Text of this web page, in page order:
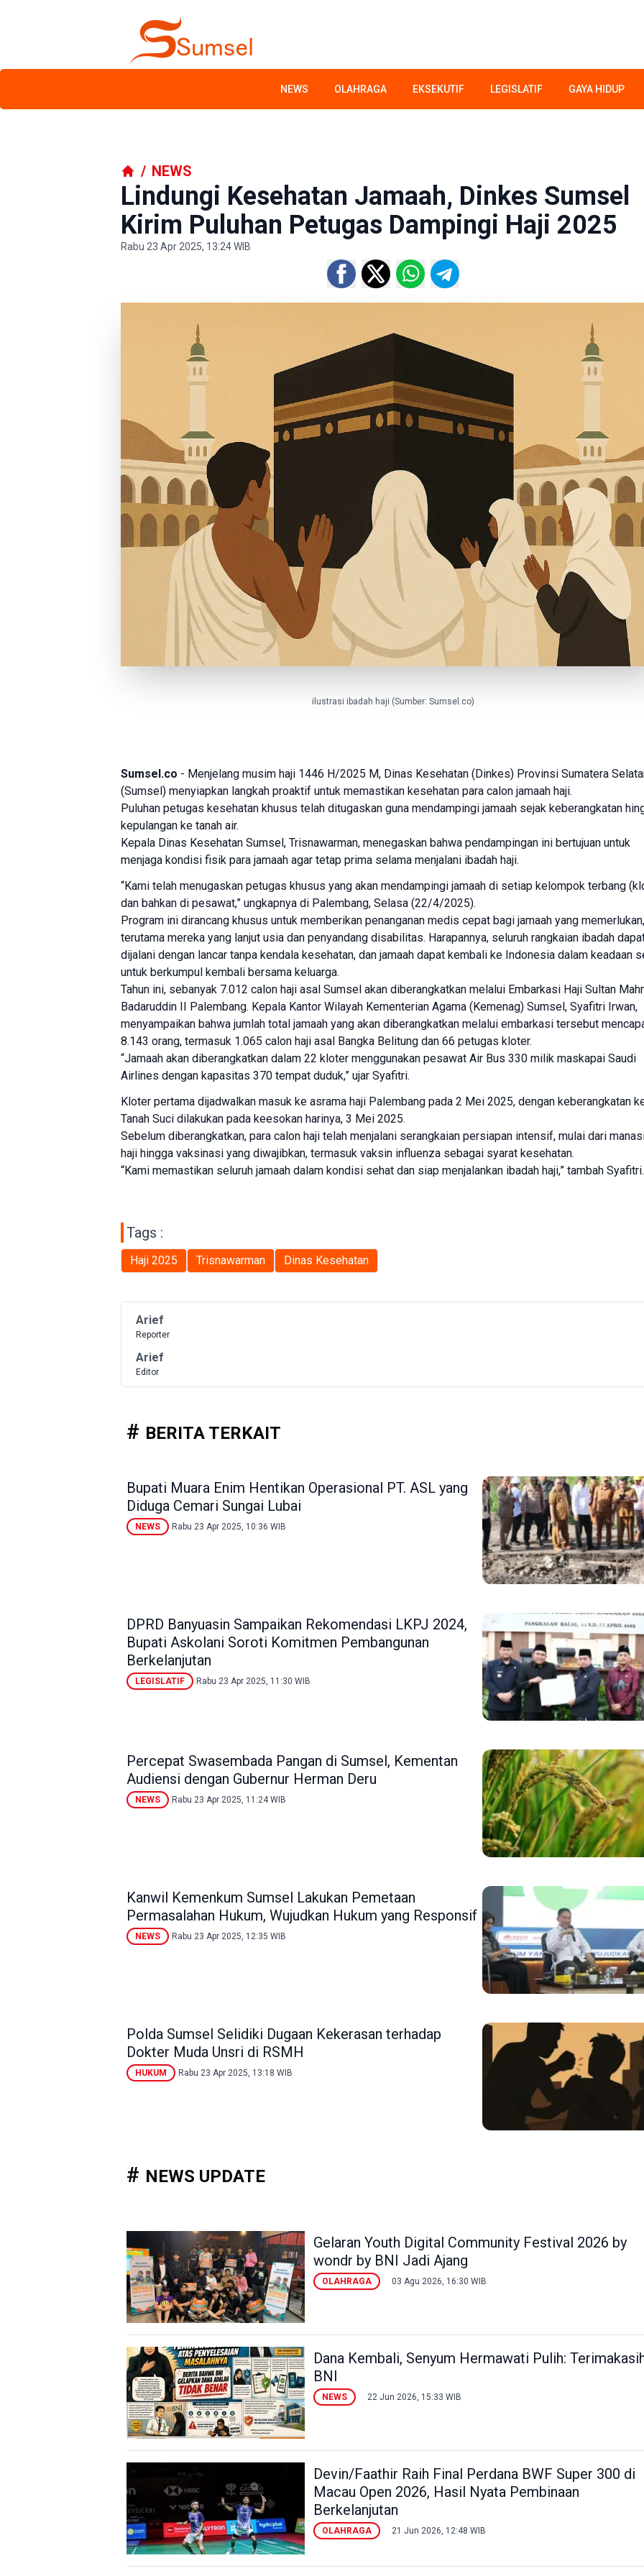
NEWS OLAHRAGA EKSEKUTIF LEGISLATIF GAYA HIDUP
/ NEWS
Lindungi Kesehatan Jamaah, Dinkes Sumsel
Kirim Puluhan Petugas Dampingi Haji 2025
Rabu 23 Apr 2025, 13:24 WIB
ilustrasi ibadah haji (Sumber: Sumsel.co)
Sumsel.co - Menjelang musim haji 1446 H/2025 M, Dinas Kesehatan (Dinkes) Provinsi Sumatera
(Sumsel) menyiapkan langkah proaktif untuk memastikan kesehatan para calon jamaah haji.
Puluhan petugas kesehatan khusus telah ditugaskan guna mendampingi jamaah sejak keberangkatan
kepulangan ke tanah air.
Kepala Dinas Kesehatan Sumsel, Trisnawarman, menegaskan bahwa pendampingan ini bertujuan untuk
menjaga kondisi fisik para jamaah agar tetap prima selama menjalani ibadah haji.
“Kami telah menugaskan petugas khusus yang akan mendampingi jamaah di setiap kelompok terbang
dan bahkan di pesawat,” ungkapnya di Palembang, Selasa (22/4/2025).
Program ini dirancang khusus untuk memberikan penanganan medis cepat bagi jamaah yang memerlukan,
terutama mereka yang lanjut usia dan penyandang disabilitas. Harapannya, seluruh rangkaian ibadah
dijalani dengan lancar tanpa kendala kesehatan, dan jamaah dapat kembali ke Indonesia dalam keadaan
untuk berkumpul kembali bersama keluarga.
Tahun ini, sebanyak 7.012 calon haji asal Sumsel akan diberangkatkan melalui Embarkasi Haji Sultan
Badaruddin II Palembang. Kepala Kantor Wilayah Kementerian Agama (Kemenag) Sumsel, Syafitri Irwan,
menyampaikan bahwa jumlah total jamaah yang akan diberangkatkan melalui embarkasi tersebut
8.143 orang, termasuk 1.065 calon haji asal Bangka Belitung dan 66 petugas kloter.
“Jamaah akan diberangkatkan dalam 22 kloter menggunakan pesawat Air Bus 330 milik maskapai Saudi
Airlines dengan kapasitas 370 tempat duduk,” ujar Syafitri.
Kloter pertama dijadwalkan masuk ke asrama haji Palembang pada 2 Mei 2025, dengan keberangkatan
Tanah Suci dilakukan pada keesokan harinya, 3 Mei 2025.
Sebelum diberangkatkan, para calon haji telah menjalani serangkaian persiapan intensif, mulai dari
haji hingga vaksinasi yang diwajibkan, termasuk vaksin influenza sebagai syarat kesehatan.
“Kami memastikan seluruh jamaah dalam kondisi sehat dan siap menjalankan ibadah haji,” tambah Syafitri.
Tags :
Haji 2025 Trisnawarman Dinas Kesehatan
Arief
Reporter
Arief
Editor
BERITA TERKAIT
Bupati Muara Enim Hentikan Operasional PT. ASL yang
Diduga Cemari Sungai Lubai
NEWS Rabu 23 Apr 2025, 10:36 WIB
DPRD Banyuasin Sampaikan Rekomendasi LKPJ 2024,
Bupati Askolani Soroti Komitmen Pembangunan
Berkelanjutan
LEGISLATIF Rabu 23 Apr 2025, 11:30 WIB
Percepat Swasembada Pangan di Sumsel, Kementan
Audiensi dengan Gubernur Herman Deru
NEWS Rabu 23 Apr 2025, 11:24 WIB
Kanwil Kemenkum Sumsel Lakukan Pemetaan
Permasalahan Hukum, Wujudkan Hukum yang Responsif
NEWS Rabu 23 Apr 2025, 12:35 WIB
Polda Sumsel Selidiki Dugaan Kekerasan terhadap
Dokter Muda Unsri di RSMH
HUKUM Rabu 23 Apr 2025, 13:18 WIB
NEWS UPDATE
Gelaran Youth Digital Community Festival 2026 by
wondr by BNI Jadi Ajang
OLAHRAGA 03 Agu 2026, 16:30 WIB
Dana Kembali, Senyum Hermawati Pulih:
BNI
NEWS 22 Jun 2026, 15:33 WIB
Devin/Faathir Raih Final Perdana BWF Super 300 di
Macau Open 2026, Hasil Nyata Pembinaan
Berkelanjutan
OLAHRAGA 21 Jun 2026, 12:48 WIB